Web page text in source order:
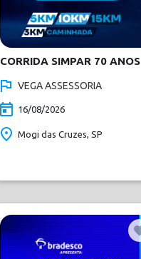
CORRIDA SIMPAR 70 ANOS
VEGA ASSESSORIA
16/08/2026
Mogi das Cruzes, SP